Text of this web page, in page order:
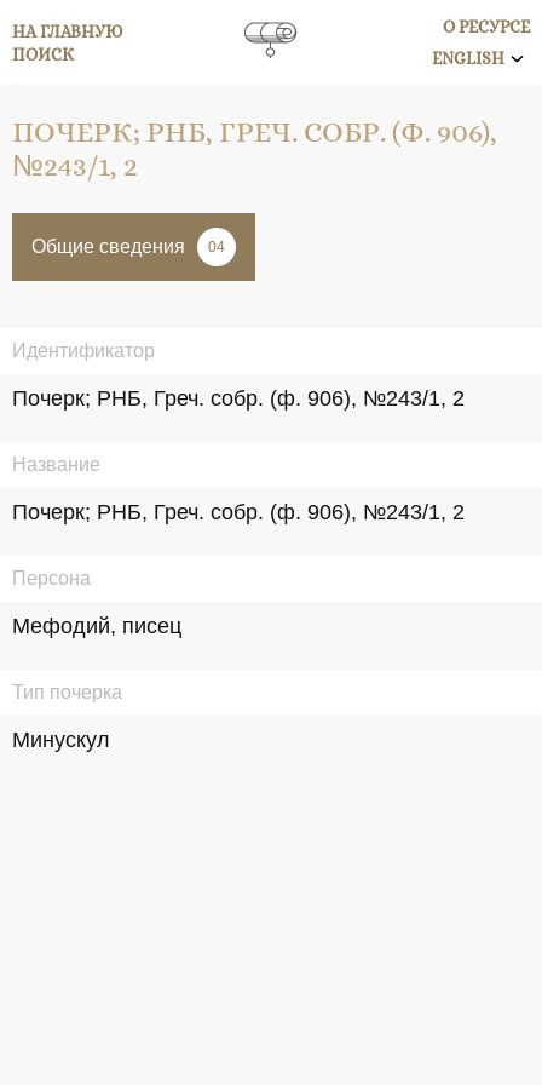
НА ГЛАВНУЮ
ПОИСК
О РЕСУРСЕ
ENGLISH
ПОЧЕРК; РНБ, ГРЕЧ. СОБР. (Ф. 906),
№243/1, 2
Общие сведения 04
Идентификатор
Почерк; РНБ, Греч. собр. (ф. 906), №243/1, 2
Название
Почерк; РНБ, Греч. собр. (ф. 906), №243/1, 2
Персона
Мефодий, писец
Тип почерка
Минускул